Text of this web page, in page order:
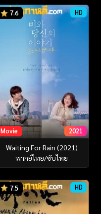
7.6 HD
Movie 2021
Waiting For Rain (2021)
พากย์ไทย/ซับไทย
7.5 HD